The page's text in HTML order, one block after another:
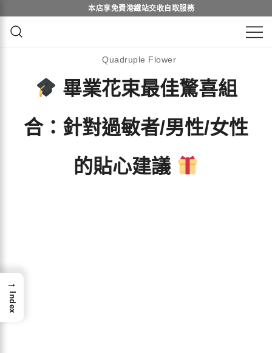
to
content
QuadrupleFlower 啟德新蒲崗花
店 | 香港花店推介 | 即日送花服
設計
身訂造及設計鮮花 & 永生花花束
Quadruple Flower
畢業花束最佳驚喜組
合：針對過敏者/男性/女性
的貼心建議
→
Index